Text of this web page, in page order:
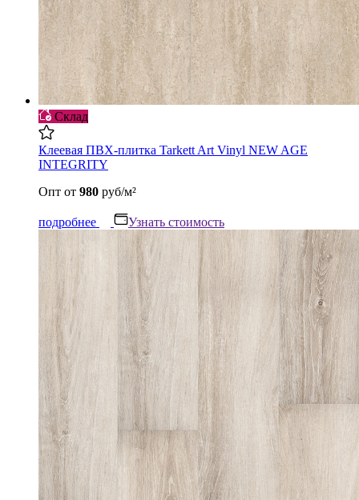
Склад
Клеевая ПВХ-плитка Tarkett Art Vinyl NEW AGE
INTEGRITY
Опт от 980 руб/м²
подробнее Узнать стоимость